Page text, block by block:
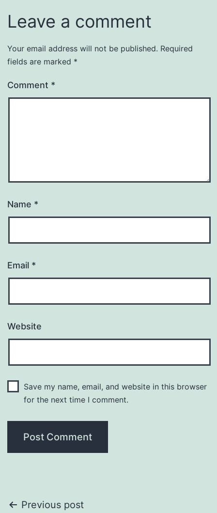
Leave a comment
Your email address will not be published. Required
fields are marked *
Comment *
Name *
Email *
Website
Save my name, email, and website in this browser
for the next time I comment.
Post
Previous post